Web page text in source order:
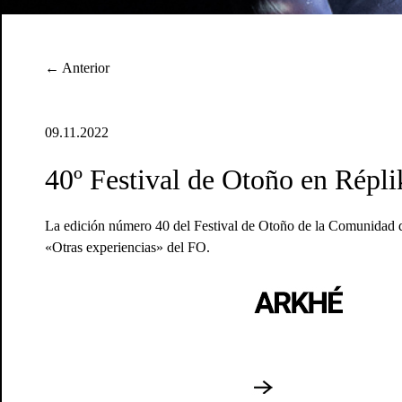
← Anterior
09.11.2022
40º Festival de Otoño en
La edición número 40 del Festival de Otoño de la Comunidad
«Otras experiencias» del FO.